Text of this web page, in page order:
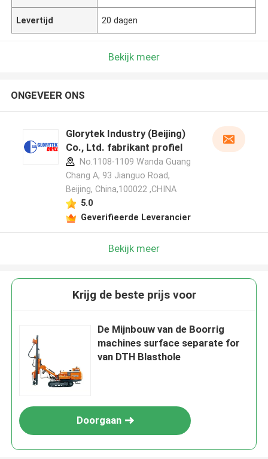
Levertijd 20 dagen
Bekijk meer
ONGEVEER ONS
Glorytek Industry (Beijing)
Co., Ltd. fabrikant profiel
No.1108-1109 Wanda Guang
Chang A, 93 Jianguo Road,
Beijing, China,100022 ,CHINA
5.0
Geverifieerde Leverancier
Bekijk meer
Krijg de beste prijs voor
De Mijnbouw van de Boorrig
machines surface separate for
van DTH Blasthole
Doorgaan